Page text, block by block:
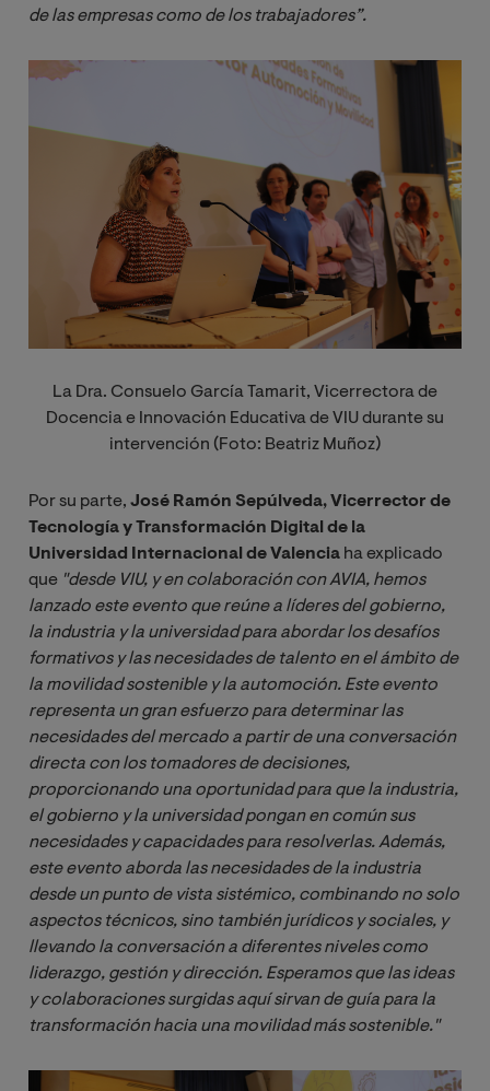
de las empresas como de los trabajadores”.
Image
La Dra. Consuelo García Tamarit, Vicerrectora de
Docencia e Innovación Educativa de VIU durante su
intervención (Foto: Beatriz Muñoz)
Por su parte, José Ramón Sepúlveda, Vicerrector de
Tecnología y Transformación Digital de la
Universidad Internacional de Valencia ha explicado
que "desde VIU, y en colaboración con AVIA, hemos
lanzado este evento que reúne a líderes del gobierno,
la industria y la universidad para abordar los desafíos
formativos y las necesidades de talento en el ámbito de
la movilidad sostenible y la automoción. Este evento
representa un gran esfuerzo para determinar las
necesidades del mercado a partir de una conversación
directa con los tomadores de decisiones,
proporcionando una oportunidad para que la industria,
el gobierno y la universidad pongan en común sus
necesidades y capacidades para resolverlas. Además,
este evento aborda las necesidades de la industria
desde un punto de vista sistémico, combinando no solo
aspectos técnicos, sino también jurídicos y sociales, y
llevando la conversación a diferentes niveles como
liderazgo, gestión y dirección. Esperamos que las ideas
y colaboraciones surgidas aquí sirvan de guía para la
transformación hacia una movilidad más sostenible."
Image